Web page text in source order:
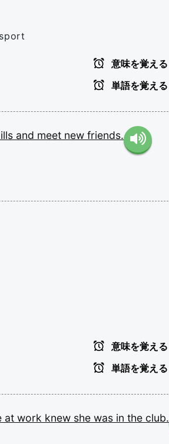
意味を覚える
単語を覚える
and meet new friends.
意味を覚える
単語を覚える
at work knew she was in the club.